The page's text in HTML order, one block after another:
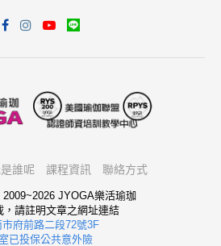
誰呢 課程資訊 聯絡方式
JYOGA樂活瑜珈
，請註明文章之網址連結
市府前路二段72號3F
已投保公共意外險